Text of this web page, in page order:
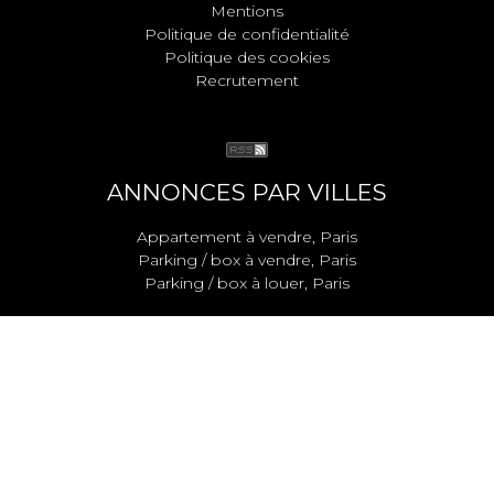
Mentions
Politique de confidentialité
Politique des cookies
Recrutement
ANNONCES PAR VILLES
Appartement à vendre, Paris
Parking / box à vendre, Paris
Parking / box à louer, Paris